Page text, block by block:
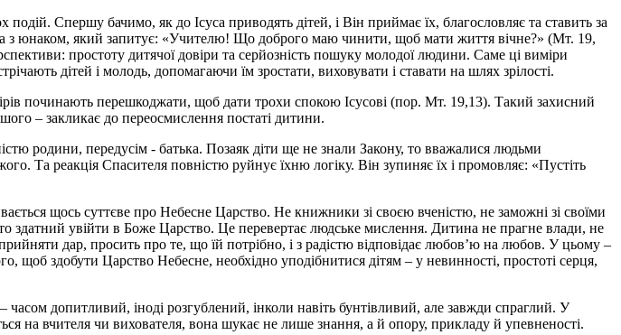
Спершу бачимо, як до Ісуса приводять дітей, і Він приймає їх, благословляє та ставить за
з юнаком, який запитує: «Учителю! Що доброго маю чинити, щоб мати життя вічне?» (Мт. 19,
простоту дитячої довіри та серйозність пошуку молодої людини. Саме ці виміри
дітей і молодь, допомагаючи їм зростати, виховувати і ставати на шлях зрілості.
починають перешкоджати, щоб дати трохи спокою Ісусові (пор. Мт. 19,13). Такий захисний
– закликає до переосмислення постаті дитини.
родини, передусім - батька. Позаяк діти ще не знали Закону, то вважалися людьми
Та реакція Спасителя повністю руйнує їхню логіку. Він зупиняє їх і промовляє: «Пустіть
щось суттєве про Небесне Царство. Не книжники зі своєю вченістю, не заможні зі своїми
здатний увійти в Боже Царство. Це перевертає людське мислення. Дитина не прагне влади, не
дар, просить про те, що їй потрібно, і з радістю відповідає любов’ю на любов. У цьому –
здобути Царство Небесне, необхідно уподібнитися дітям – у невинності, простоті серця,
допитливий, іноді розгублений, інколи навіть бунтівливий, але завжди спраглий. У
на вчителя чи вихователя, вона шукає не лише знання, а й опору, прикладу й упевненості.